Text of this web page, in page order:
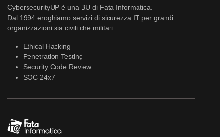
CybersecurityUP è una BU di Fata Informatica.
Dal 1994 eroghiamo servizi di sicurezza IT per grandi
organizzazioni sia civili che militari.
Ethical Hacking
Penetration Testing
Security Code Review
SOC 24x7